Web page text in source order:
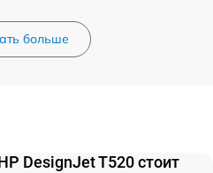
больше
DesignJet T520 стоит